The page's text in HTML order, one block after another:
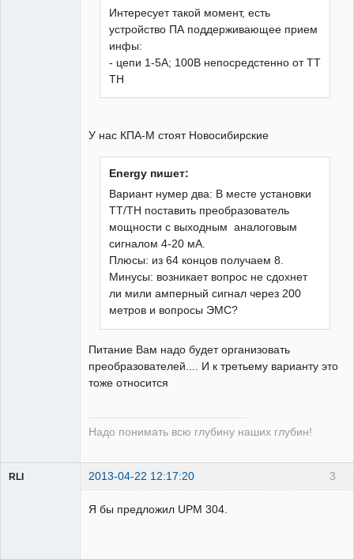
Интересует такой момент, есть
устройство ПА поддерживающее прием
инфы:
- цепи 1-5А; 100В непосредстенно от ТТ
ТН
У нас КПА-М стоят Новосибирские
Energy пишет:
Вариант нумер два: В месте установки
ТТ/ТН поставить преобразователь
мощности с выходным аналоговым
сигналом 4-20 мА.
Плюсы: из 64 концов получаем 8.
Минусы: возникает вопрос не сдохнет
ли мили амперный сигнал через 200
метров и вопросы ЭМС?
Питание Вам надо будет организовать
преобразователей.... И к третьему варианту это
тоже относится
Надо понимать всю глубину наших глубин!
3
RLI 2013-04-22 12:17:20
Я бы предложил UPM 304.